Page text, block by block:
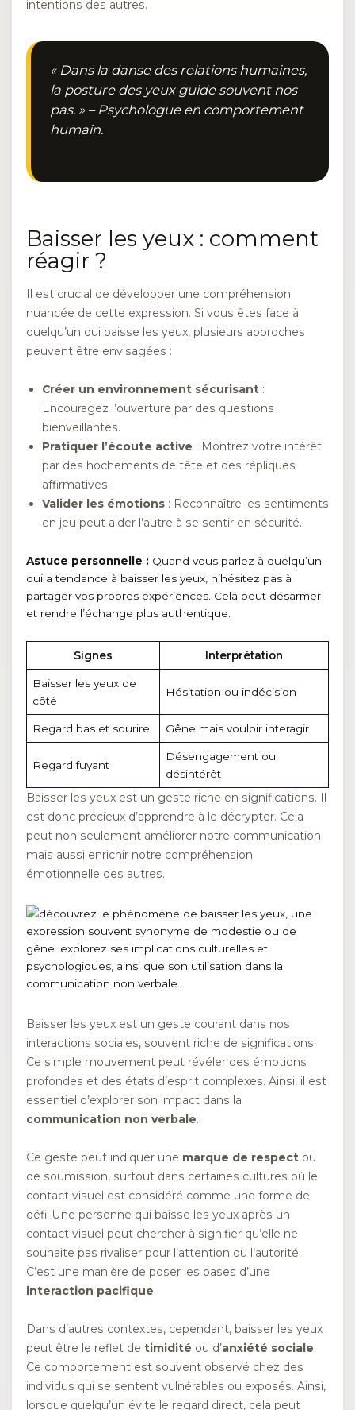
intentions des autres.
« Dans la danse des relations humaines,
la posture des yeux guide souvent nos
pas. » – Psychologue en comportement
humain.
Baisser les yeux : comment
réagir ?
Il est crucial de développer une compréhension
nuancée de cette expression. Si vous êtes face à
quelqu’un qui baisse les yeux, plusieurs approches
peuvent être envisagées :
Créer un environnement sécurisant :
Encouragez l’ouverture par des questions
bienveillantes.
Pratiquer l’écoute active : Montrez votre intérêt
par des hochements de tête et des répliques
affirmatives.
Valider les émotions : Reconnaître les sentiments
en jeu peut aider l’autre à se sentir en sécurité.
Astuce personnelle : Quand vous parlez à quelqu’un
qui a tendance à baisser les yeux, n’hésitez pas à
partager vos propres expériences. Cela peut désarmer
et rendre l’échange plus authentique.
Signes Interprétation
Baisser les yeux de
côté
Hésitation ou indécision
Regard bas et sourire Gêne mais vouloir interagir
Regard fuyant
Désengagement ou
désintérêt
Baisser les yeux est un geste riche en significations. Il
est donc précieux d’apprendre à le décrypter. Cela
peut non seulement améliorer notre communication
mais aussi enrichir notre compréhension
émotionnelle des autres.
Baisser les yeux est un geste courant dans nos
interactions sociales, souvent riche de significations.
Ce simple mouvement peut révéler des émotions
profondes et des états d’esprit complexes. Ainsi, il est
essentiel d’explorer son impact dans la
communication non verbale.
Ce geste peut indiquer une marque de respect ou
de soumission, surtout dans certaines cultures où le
contact visuel est considéré comme une forme de
défi. Une personne qui baisse les yeux après un
contact visuel peut chercher à signifier qu’elle ne
souhaite pas rivaliser pour l’attention ou l’autorité.
C’est une manière de poser les bases d’une
interaction pacifique.
Dans d’autres contextes, cependant, baisser les yeux
peut être le reflet de timidité ou d’anxiété sociale.
Ce comportement est souvent observé chez des
individus qui se sentent vulnérables ou exposés. Ainsi,
lorsque quelqu’un évite le regard direct, cela peut